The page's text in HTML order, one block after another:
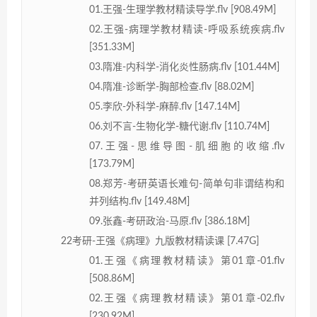
01.王强-生理学教材精读导学.flv [908.49M]
02.王强-病理学教材精读-呼吸系统疾病.flv
[351.33M]
03.隋准-内科学-消化炎性肠病.flv [101.44M]
04.隋准-诊断学-胸部检查.flv [88.02M]
05.李欣-外科学-麻醉.flv [147.14M]
06.刘不言-生物化学-糖代谢.flv [110.74M]
07.王强-思维导图-肌细胞的收缩.flv
[173.79M]
08.郑芳-考研英语长难句-简单句非谓结构和
并列结构.flv [149.48M]
09.张鑫-考研政治-马原.flv [386.18M]
22考研-王强《病理》九版教材精读课 [7.47G]
01.王强《病理教材精读》第01章-01.flv
[508.86M]
02.王强《病理教材精读》第01章-02.flv